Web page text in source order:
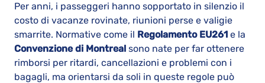
Per anni, i passeggeri hanno sopportato in silenzio il
costo di vacanze rovinate, riunioni perse e valigie
smarrite. Normative come il Regolamento EU261 e la
Convenzione di Montreal sono nate per far ottenere
rimborsi per ritardi, cancellazioni e problemi con i
bagagli, ma orientarsi da soli in queste regole può